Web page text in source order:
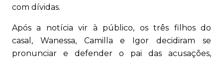
com dívidas.
Após a notícia vir à público, os três filhos do
casal, Wanessa, Camilla e Igor decidiram se
pronunciar e defender o pai das acusações,